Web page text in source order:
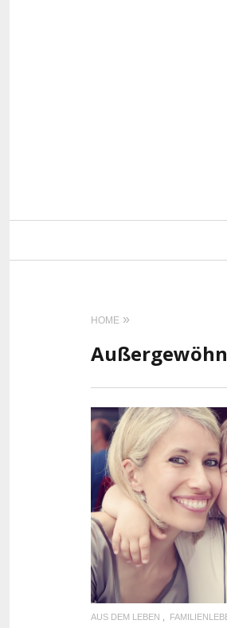
Navigation
HOME
AUS DEM LEBEN